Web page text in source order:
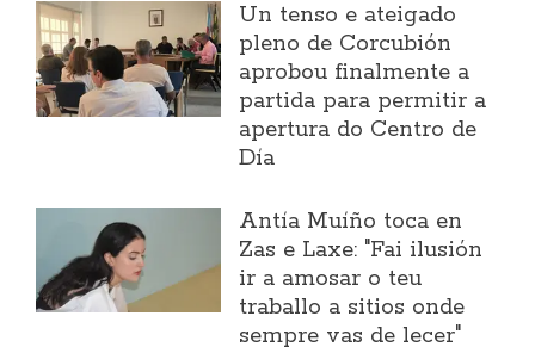
Un tenso e ateigado
pleno de Corcubión
aprobou finalmente a
partida para permitir a
apertura do Centro de
Día
Antía Muíño toca en
Zas e Laxe: "Fai ilusión
ir a amosar o teu
traballo a sitios onde
sempre vas de lecer"